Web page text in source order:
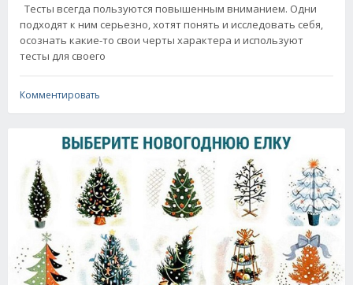
Тесты всегда пользуются повышенным вниманием. Одни
подходят к ним серьезно, хотят понять и исследовать себя,
осознать какие-то свои черты характера и используют
тесты для своего
Комментировать